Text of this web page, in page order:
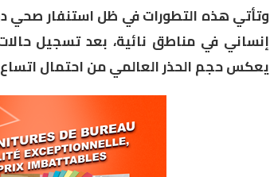
وتأتي هذه التطورات في ظل استنفار صحي
إنساني في مناطق نائية، بعد تسجيل
يعكس حجم الحذر العالمي من احتمال اتساع